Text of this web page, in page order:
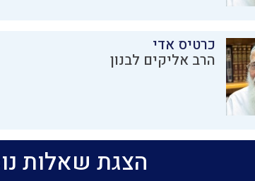
כרטיס אדי
הרב אליקים לבנון
הצגת שאלות